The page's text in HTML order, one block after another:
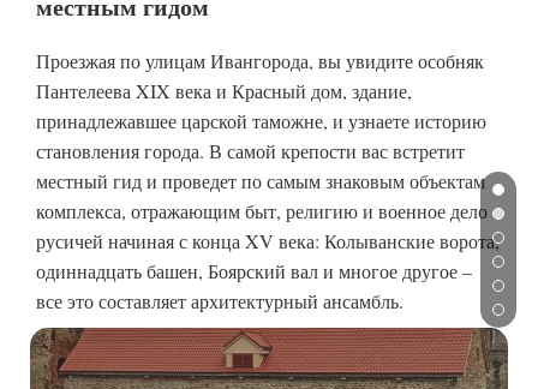
Проезжая по улицам Ивангорода, вы увидите особняк
Пантелеева XIX века и Красный дом, здание,
принадлежавшее царской таможне, и узнаете историю
становления города. В самой крепости вас встретит
местный гид и проведет по самым знаковым объектам
комплекса, отражающим быт, религию и военное дело
русичей начиная с конца XV века: Колыванские ворота,
одиннадцать башен, Боярский вал и многое другое –
все это составляет архитектурный ансамбль.